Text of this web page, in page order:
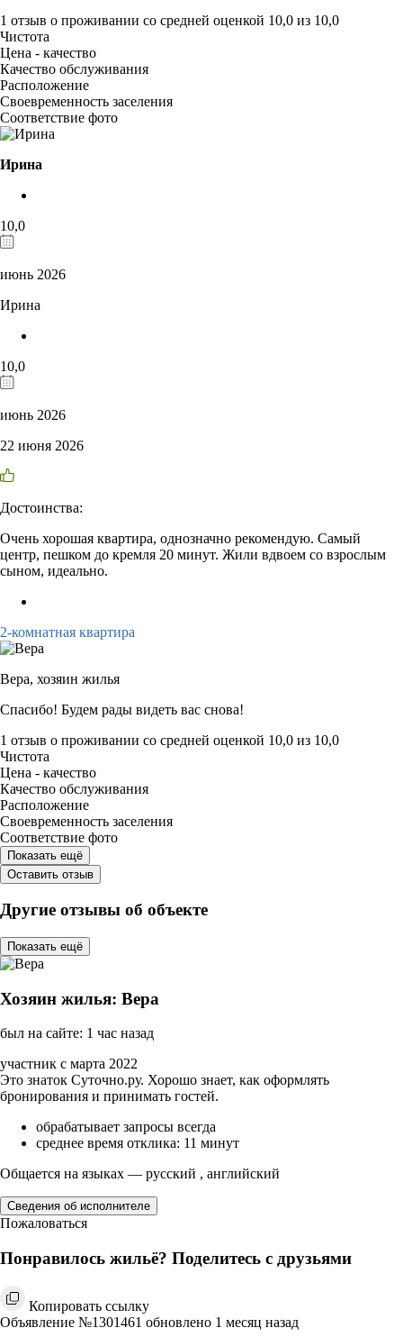
1 отзыв о проживании со средней оценкой 10,0 из 10,0
Чистота
Цена - качество
Качество обслуживания
Расположение
Своевременность заселения
Соответствие фото
Ирина
10,0
июнь 2026
Ирина
10,0
июнь 2026
22 июня 2026
Достоинства:
Очень хорошая квартира, однозначно рекомендую. Самый
центр, пешком до кремля 20 минут. Жили вдвоем со взрослым
сыном, идеально.
2-комнатная квартира
Вера, хозяин жилья
Спасибо! Будем рады видеть вас снова!
1 отзыв о проживании со средней оценкой 10,0 из 10,0
Чистота
Цена - качество
Качество обслуживания
Расположение
Своевременность заселения
Соответствие фото
Показать ещё
Оставить отзыв
Другие отзывы об объекте
Показать ещё
Хозяин жилья: Вера
был на сайте: 1 час назад
участник с марта 2022
Это знаток Суточно.ру. Хорошо знает, как оформлять
бронирования и принимать гостей.
обрабатывает запросы всегда
среднее время отклика: 11 минут
Общается на языках — русский , английский
Сведения об исполнителе
Пожаловаться
Понравилось жильё? Поделитесь с друзьями
Копировать ссылку
Объявление №1301461 обновлено 1 месяц назад